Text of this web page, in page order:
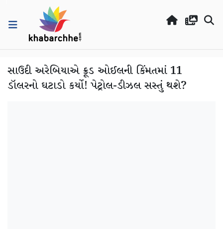
સાઉદી અરેબિયાએ ક્રૂડ ઓઈલની કિંમતમાં 11
ડૉલરનો ઘટાડો કર્યો! પેટ્રોલ-ડીઝલ સસ્તું થશે?